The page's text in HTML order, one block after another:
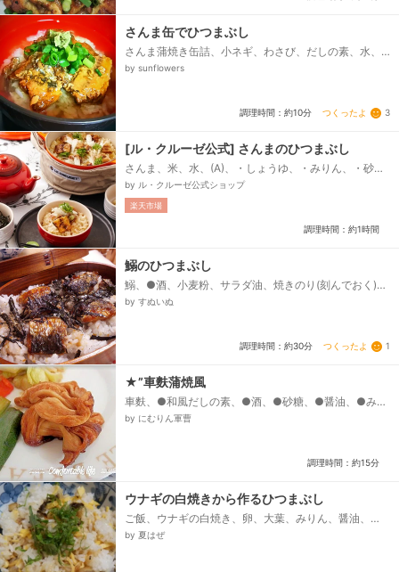
さんま缶でひつまぶし
さんま蒲焼き缶詰、小ネギ、わさび、だしの素、水、
ご飯
by sunflowers
調理時間：約10分 つくったよ 3
[ル・クルーゼ公式] さんまのひつまぶし
さんま、米、水、(A)、・しょうゆ、・みりん、・砂
糖、・酒、・塩、薄力粉、＜薬味＞、大葉(千切り)、み
ょうが(薄切り)、わさび(すりおろし)、刻みのり、粉山
椒、和風だし...
by ル・クルーゼ公式ショップ
楽天市場
調理時間：約1時間
鰯のひつまぶし
鰯、●酒、小麦粉、サラダ油、焼きのり(刻んでおく)、
○生姜のすりおろし、○砂糖(茶色っぽいものがおすす
by すぬいぬ
調理時間：約30分 つくったよ 1
★”車麩蒲焼風
車麩、●和風だしの素、●酒、●砂糖、●醤油、●みり
ん、●水、粉山椒(あれば)
by にむりん軍曹
調理時間：約15分
ウナギの白焼きから作るひつまぶし
ご飯、ウナギの白焼き、卵、大葉、みりん、醤油、
酒、砂糖、サラダ油
by 夏はぜ